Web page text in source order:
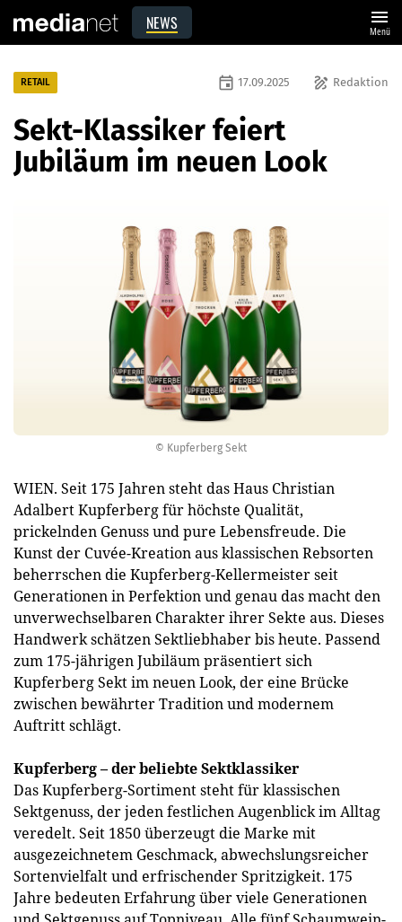
NEWS menu
Menü
© Kupferberg Sekt
RETAIL draw Redaktion
event 17.09.2025
Sekt-Klassiker feiert
Jubiläum im neuen Look
WIEN. Seit 175 Jahren steht das Haus Christian
Adalbert Kupferberg für höchste Qualität,
prickelnden Genuss und pure Lebensfreude. Die
Kunst der Cuvée-Kreation aus klassischen Rebsorten
beherrschen die Kupferberg-Kellermeister seit
Generationen in Perfektion und genau das macht den
unverwechselbaren Charakter ihrer Sekte aus. Dieses
Handwerk schätzen Sektliebhaber bis heute. Passend
zum 175-jährigen Jubiläum präsentiert sich
Kupferberg Sekt im neuen Look, der eine Brücke
zwischen bewährter Tradition und modernem
Auftritt schlägt.
Kupferberg – der beliebte Sektklassiker
Das Kupferberg-Sortiment steht für klassischen
Sektgenuss, der jeden festlichen Augenblick im Alltag
veredelt. Seit 1850 überzeugt die Marke mit
ausgezeichnetem Geschmack, abwechslungsreicher
Sortenvielfalt und erfrischender Spritzigkeit. 175
Jahre bedeuten Erfahrung über viele Generationen